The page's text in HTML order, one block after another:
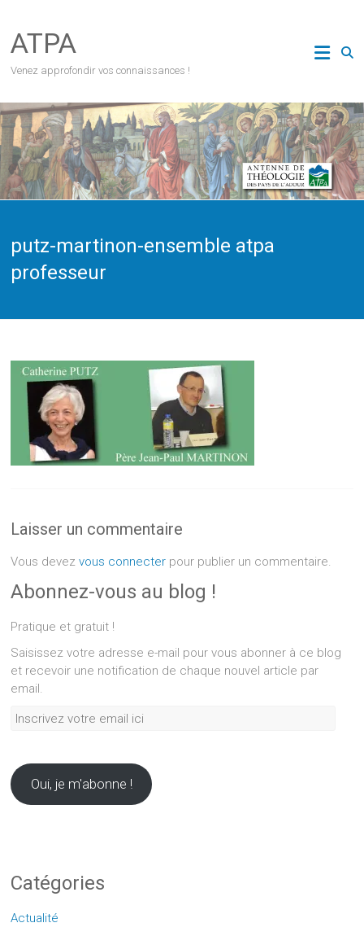
content
ATPA
Venez approfondir vos connaissances !
putz-martinon-ensemble atpa
professeur
Laisser un commentaire
Vous devezvous connecter pour publier un commentaire.
Abonnez-vous au blog !
Pratique et gratuit !
Saisissez votre adresse e-mail pour vous abonner à ce blog
et recevoir une notification de chaque nouvel article par
email.
Inscrivez
ici
Oui, je m'abonne !
Catégories
Actualité